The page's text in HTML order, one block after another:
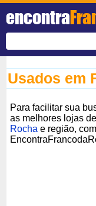
encontra
Usados em
Para facilitar sua
as melhores lojas de
Rocha e região,